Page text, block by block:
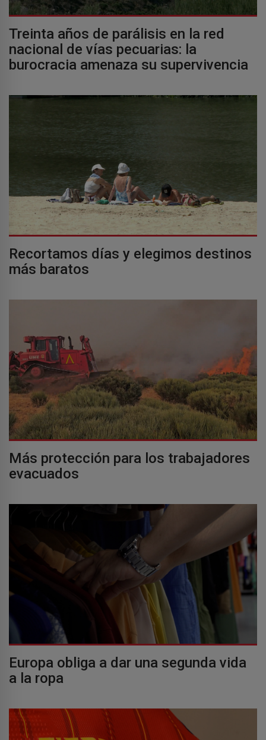
Treinta años de parálisis en la red
nacional de vías pecuarias: la
burocracia amenaza su supervivencia
Recortamos días y elegimos destinos
más baratos
Más protección para los trabajadores
evacuados
Europa obliga a dar una segunda vida
a la ropa